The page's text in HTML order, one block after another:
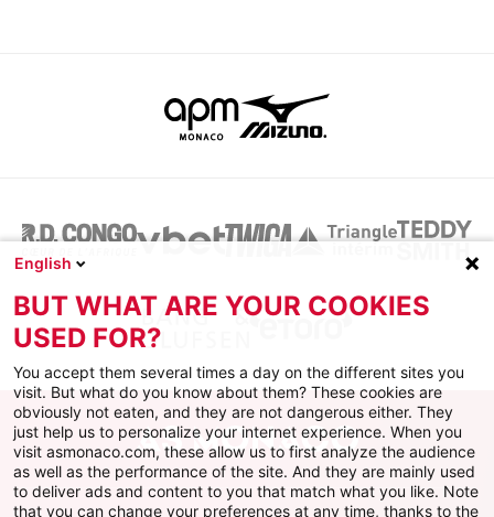
English
BUT WHAT ARE YOUR COOKIES
USED FOR?
You accept them several times a day on the different sites you
visit. But what do you know about them? These cookies are
obviously not eaten, and they are not dangerous either. They
just help us to personalize your internet experience. When you
visit asmonaco.com, these allow us to first analyze the audience
as well as the performance of the site. And they are mainly used
to deliver ads and content to you that match what you like. Note
that you can change your preferences at any time, thanks to the